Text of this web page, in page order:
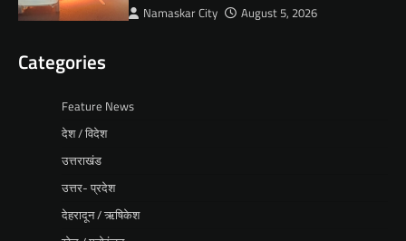
Namaskar City August 5, 2026
Categories
Feature News
देश / विदेश
उत्तराखंड
उत्तर- प्रदेश
देहरादून / ऋषिकेश